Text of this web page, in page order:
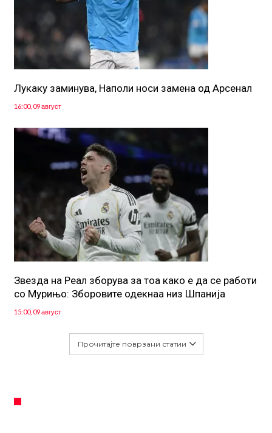
Лукаку заминува, Наполи носи замена од Арсенал
16:00, 09 август
Звезда на Реал зборува за тоа како е да се работи
со Мурињо: Зборовите одекнаа низ Шпанија
15:00, 09 август
Прочитајте поврзани статии